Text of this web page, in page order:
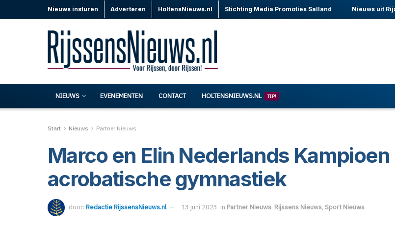
Nieuws insturen Adverteren HoltensNieuws.nl Stichting Media Promoties Salland Nieuws uit
NIEUWS EVENEMENTEN CONTACT HOLTENSNIEUWS.NL TIP!
Start Nieuws Partner Nieuws
Marco en Elin Nederlands Kampioen
acrobatische gymnastiek
door: Redactie RijssensNieuws.nl 13 juni 2023 in Partner Nieuws, Rijssens Nieuws, Sport Nieuws